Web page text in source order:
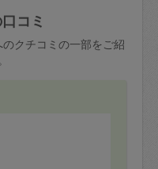
ャンセル＝依頼
キャンセル料が
で＝依頼料金の
象外となるので
ださい ： 初めて
てはいけない点
コミ
クチコミの一部をご紹